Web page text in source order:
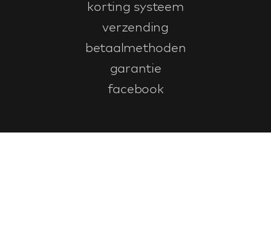
korting systeem
verzending
betaalmethoden
garantie
facebook
Klantenservice